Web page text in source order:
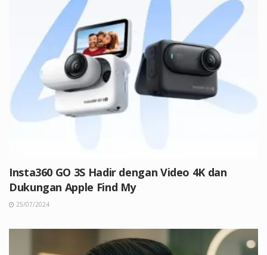
Insta360 GO 3S Hadir dengan Video 4K dan
Dukungan Apple Find My
25/07/2024